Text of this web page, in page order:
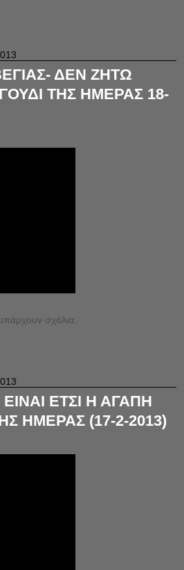
ΔΕΝ ΖΗΤΩ
ΤΗΣ ΗΜΕΡΑΣ 18-
σχόλια:
ΕΤΣΙ Η ΑΓΑΠΗ
ΗΜΕΡΑΣ (17-2-2013)